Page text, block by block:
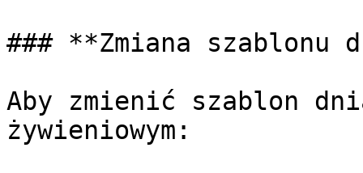
### **Zmiana szablonu
Aby zmienić szablon
żywieniowym: